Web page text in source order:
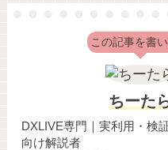
この記事を書
ちーた
DXLIVE専門｜実利用・検
向け解説者